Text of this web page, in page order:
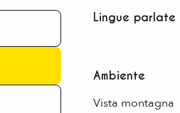
Lingue parlate
Lingue parlate
Ambiente
Ambiente
Vista montagna